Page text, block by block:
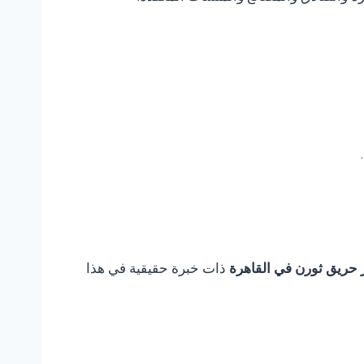
حريق ثورن في القاهرة ذات خبرة حقيقية في هذا